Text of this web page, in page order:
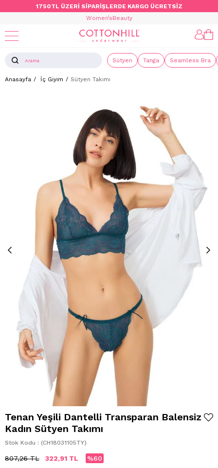
1750TL ÜZERİ SİPARİŞLERDE KARGO ÜCRETSİZ
Women’sBeauty
Sütyen Tanga Seamless Bra
Anasayfa İç Giyim Sütyen Takımı
Tenan Yeşili Dantelli Transparan Balensiz
Kadın Sütyen Takımı
Stok Kodu (CH18031105TY)
807,26 TL 322,91 TL 60